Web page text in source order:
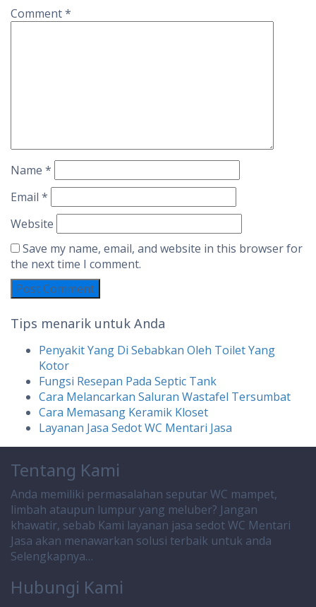
Comment*
Name *
Email *
Website
Save my name, email, and website in this browser for
the next time I comment.
Tips menarik untuk Anda
Penyakit Yang Di Sebabkan Oleh Toilet Yang
Kotor
Fungsi Resepan Pada Septic Tank
Cara Melancarkan Saluran Wastafel Tersumbat
Cara Memasang Keramik Kloset
Layanan Jasa Sedot WC Mentari Jasa
Tentang Kami
Anda memiliki permasalahan seputar WC mampet,
limbah ataupun lumpur yang meluber? Jangan
khawatir, sebab Kami layanan jasa sedot WC Mentari
Jasa akan menawarkan solusi terbaik untuk anda
Selengkapnya…
Hubungi Kami